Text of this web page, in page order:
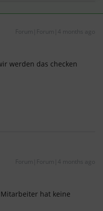
Forum|Forum|4 months ago
werden das checken
Forum|Forum|4 months ago
hat keine